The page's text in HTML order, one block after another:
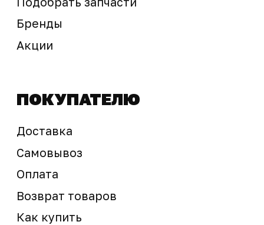
+7 (908) 448-07-59
Магазин
г. Владивосток
ул. Адмирала Горшкова, 60Б ст2
Предложение не является публичной офертой
Окончательная стоимость с учетом бонусов и
подтверждается продавцом перед оплатой
Политика обработки персональных данных